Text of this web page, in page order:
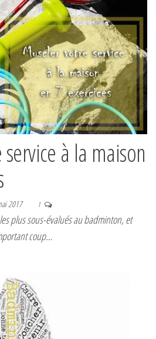
à la maison
2017 1
plus sous-évalués au badminton, et
coup…